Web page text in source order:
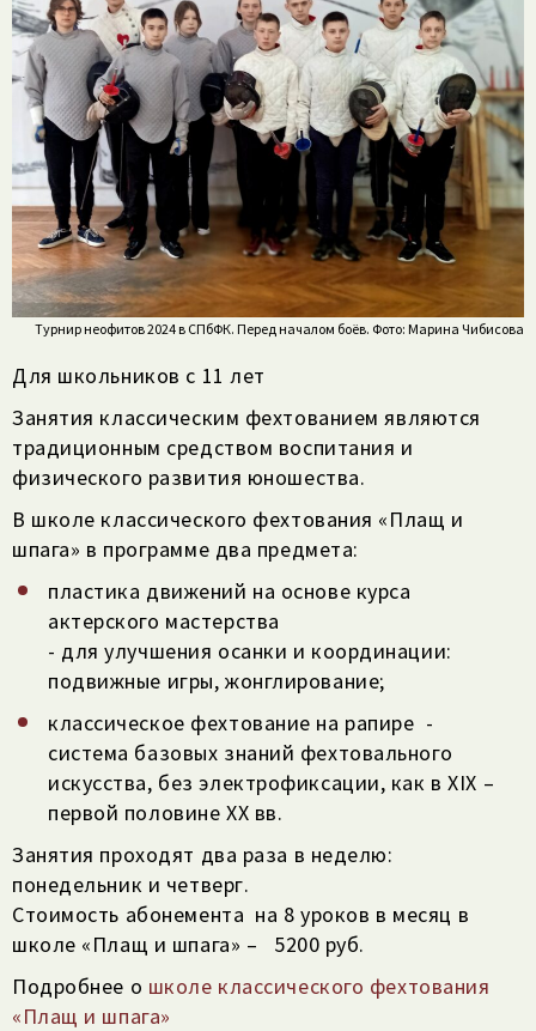
Турнир неофитов 2024 в СПбФК. Перед началом боёв. Фото: Марина Чибисова
Для школьников с 11 лет
Занятия классическим фехтованием являются
традиционным средством воспитания и
физического развития юношества.
В школе классического фехтования «Плащ и
шпага» в программе два предмета:
пластика движений на основе курса
актерского мастерства
- для улучшения осанки и координации:
подвижные игры, жонглирование;
классическое фехтование на рапире -
система базовых знаний фехтовального
искусства, без электрофиксации, как в XIX –
первой половине XX вв.
Занятия проходят два раза в неделю:
понедельник и четверг.
Стоимость абонемента на 8 уроков в месяц в
школе «Плащ и шпага» – 5200 руб.
Подробнее о школе классического фехтования
«Плащ и шпага»